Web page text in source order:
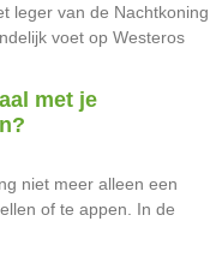
leger van de Nachtkoning
voet op Westeros
met je
niet meer alleen een
of te appen. In de